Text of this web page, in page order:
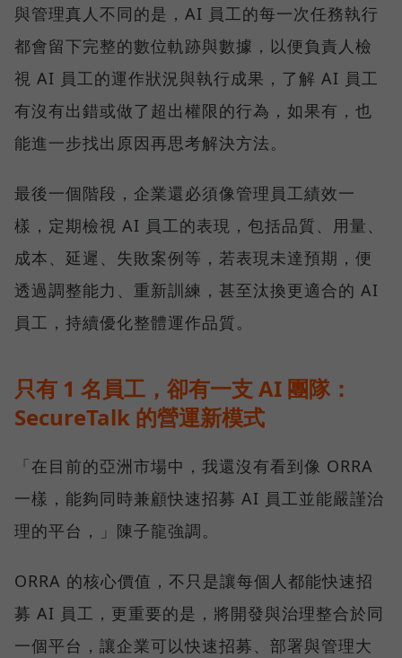
與管理真人不同的是，AI 員工的每一次任務執行
都會留下完整的數位軌跡與數據，以便負責人檢
視 AI 員工的運作狀況與執行成果，了解 AI 員工
有沒有出錯或做了超出權限的行為，如果有，也
能進一步找出原因再思考解決方法。
最後一個階段，企業還必須像管理員工績效一
樣，定期檢視 AI 員工的表現，包括品質、用量、
成本、延遲、失敗案例等，若表現未達預期，便
透過調整能力、重新訓練，甚至汰換更適合的 AI
員工，持續優化整體運作品質。
只有 1 名員工，卻有一支 AI 團隊：
SecureTalk 的營運新模式
「在目前的亞洲市場中，我還沒有看到像 ORRA
一樣，能夠同時兼顧快速招募 AI 員工並能嚴謹治
理的平台，」陳子龍強調。
ORRA 的核心價值，不只是讓每個人都能快速招
募 AI 員工，更重要的是，將開發與治理整合於同
一個平台，讓企業可以快速招募、部署與管理大